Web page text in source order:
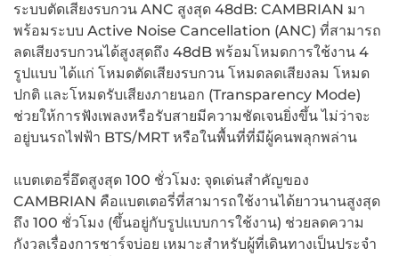
ระบบตัดเสียงรบกวน ANC สูงสุด 48dB: CAMBRIAN มา
พร้อมระบบ Active Noise Cancellation (ANC) ที่สามารถ
ลดเสียงรบกวนได้สูงสุดถึง 48dB พร้อมโหมดการใช้งาน 4
รูปแบบ ได้แก่ โหมดตัดเสียงรบกวน โหมดลดเสียงลม โหมด
ปกติ และโหมดรับเสียงภายนอก (Transparency Mode)
ช่วยให้การฟังเพลงหรือรับสายมีความชัดเจนยิ่งขึ้น ไม่ว่าจะ
อยู่บนรถไฟฟ้า BTS/MRT หรือในพื้นที่ที่มีผู้คนพลุกพล่าน
แบตเตอรี่อึดสูงสุด 100 ชั่วโมง: จุดเด่นสำคัญของ
CAMBRIAN คือแบตเตอรี่ที่สามารถใช้งานได้ยาวนานสูงสุด
ถึง 100 ชั่วโมง (ขึ้นอยู่กับรูปแบบการใช้งาน) ช่วยลดความ
กังวลเรื่องการชาร์จบ่อย เหมาะสำหรับผู้ที่เดินทางเป็นประจำ